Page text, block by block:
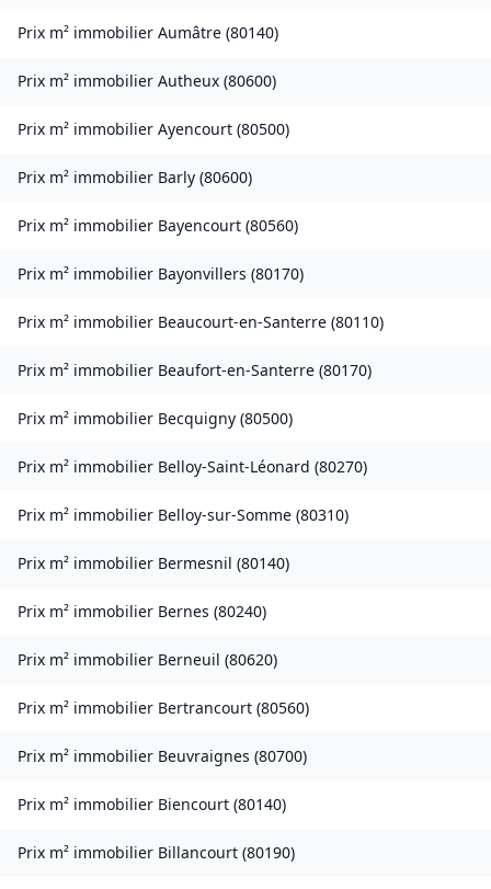
Prix m² immobilier Aumâtre (80140)
Prix m² immobilier Autheux (80600)
Prix m² immobilier Ayencourt (80500)
Prix m² immobilier Barly (80600)
Prix m² immobilier Bayencourt (80560)
Prix m² immobilier Bayonvillers (80170)
Prix m² immobilier Beaucourt-en-Santerre (80110)
Prix m² immobilier Beaufort-en-Santerre (80170)
Prix m² immobilier Becquigny (80500)
Prix m² immobilier Belloy-Saint-Léonard (80270)
Prix m² immobilier Belloy-sur-Somme (80310)
Prix m² immobilier Bermesnil (80140)
Prix m² immobilier Bernes (80240)
Prix m² immobilier Berneuil (80620)
Prix m² immobilier Bertrancourt (80560)
Prix m² immobilier Beuvraignes (80700)
Prix m² immobilier Biencourt (80140)
Prix m² immobilier Billancourt (80190)